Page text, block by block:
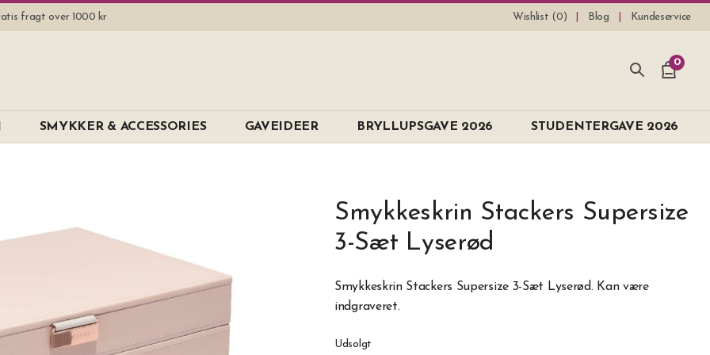
fragt over 1000 kr Wishlist (0) Blog Kundeservice
0
SMYKKER & ACCESSORIES GAVEIDEER BRYLLUPSGAVE 2026 STUDENTERGAVE 2026
Smykkeskrin Stackers Supersize
3-Sæt Lyserød
Smykkeskrin Stackers Supersize 3-Sæt Lyserød. Kan være
indgraveret.
Udsolgt